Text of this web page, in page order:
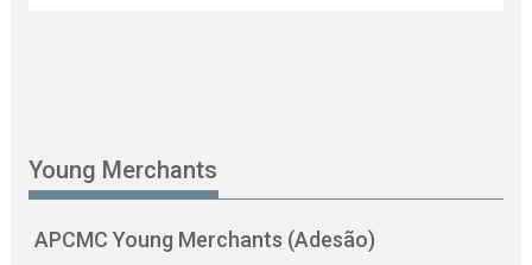
Young Merchants
APCMC Young Merchants (Adesão)